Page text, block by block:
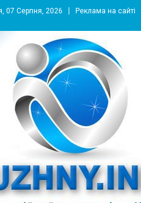
07 Серпня, 2026 Реклама на сайті
портал города